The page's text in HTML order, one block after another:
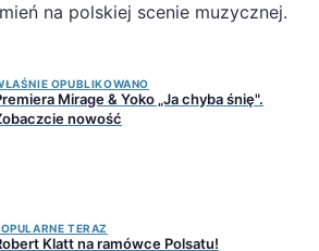
na polskiej scenie muzycznej.
OPUBLIKOWANO
Mirage & Yoko „Ja chyba śnię".
nowość
TERAZ
Klatt na ramówce Polsatu!